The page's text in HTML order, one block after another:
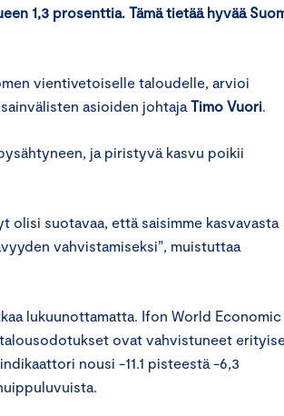
1,3 prosenttia. Tämä tietää hyvää
vientivetoiselle taloudelle, arvioi
älisten asioiden johtaja Timo Vuori
ja piristyvä kasvu poikii
olisi suotavaa, että saisimme kasvavasta
vahvistamiseksi” , muistuttaa
lukuunottamatta. Ifon World
ovat vahvistuneet
nousi -11.1 pisteestä -6,3